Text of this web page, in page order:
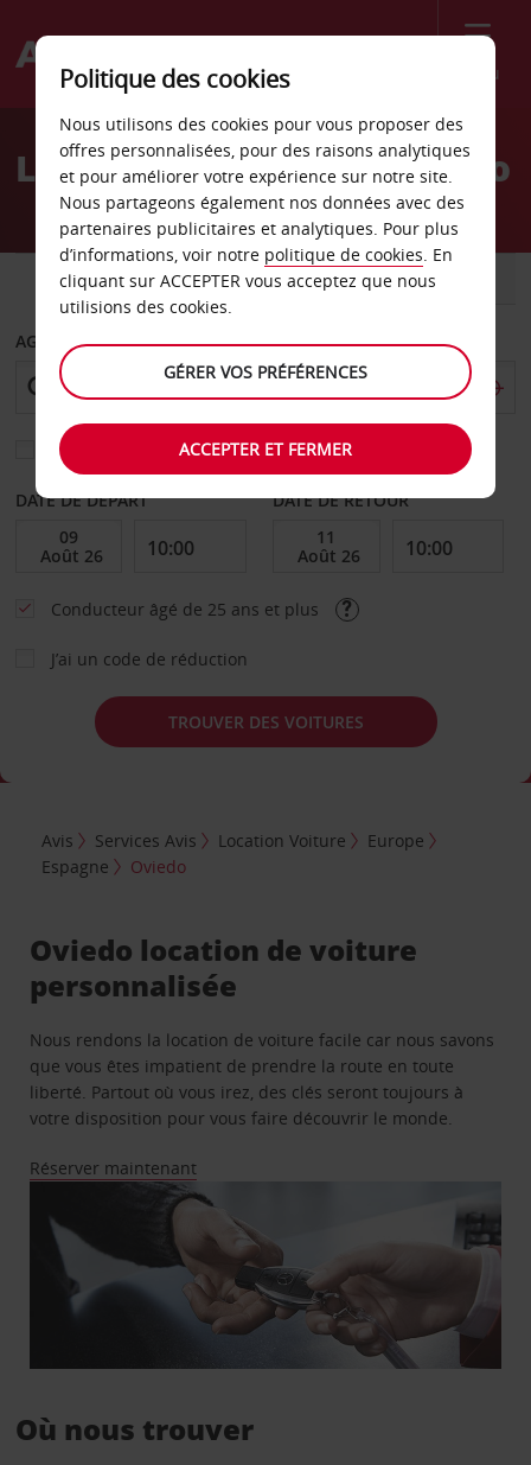
Menu
Welcome
AvisLocation de voiture Oviedo
VOITURE UTILITAIRE
AGENCE DE DÉPART
Sélectionnez une autre agence de retour
DATE DE DÉPART DATE DE RETOUR
Conducteur âgé de 25 ans et plus
J’ai un code de réduction
TROUVER DES VOITURES
Avis Services Avis Location Voiture
Europe
Espagne
Oviedo
Oviedo location de voiture
personnalisée
Nous rendons la location de voiture facile car nous savons
que vous êtes impatient de prendre la route en toute
liberté. Partout où vous irez, des clés seront toujours à
votre disposition pour vous faire découvrir le monde.
Réserver maintenant
Où nous trouver
Politique des cookies
Nous utilisons des cookies pour vous proposer des
offres personnalisées, pour des raisons analytiques
et pour améliorer votre expérience sur notre site.
Nous partageons également nos données avec des
partenaires publicitaires et analytiques. Pour plus
d’informations, voir notre politique de cookies. En
cliquant sur ACCEPTER vous acceptez que nous
utilisions des cookies.
GÉRER VOS PRÉFÉRENCES
ACCEPTER ET FERMER